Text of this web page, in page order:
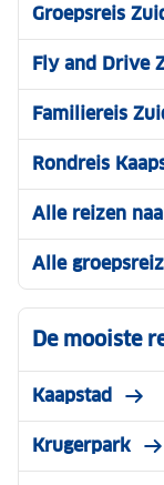
Groepsreis
Fly and Drive
Familiereis
Rondreis
Alle reizen
Alle
De mooiste
Kaapstad
Krugerpark